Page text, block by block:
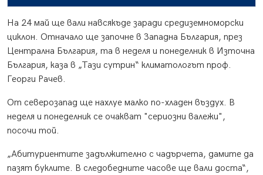
На 24 май ще вали навсякъде заради средиземноморски
циклон. Отначало ще започне в Западна България, през
Централна България, та в неделя и понеделник в Източна
България, каза в „Тази сутрин“ климатологът проф.
Георги Рачев.
От северозапад ще нахлуе малко по-хладен въздух. В
неделя и понеделник се очакват "сериозни валежи",
посочи той.
„Абитуриентите задължително с чадърчета, дамите да
пазят буклите. В следобедните часове ще вали доста“,